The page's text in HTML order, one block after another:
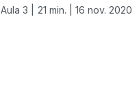
Aula 3 | 21 min. | 16 nov. 2020